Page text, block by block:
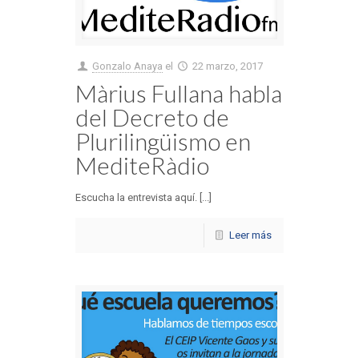
Gonzalo Anaya el 22 marzo, 2017
Màrius Fullana habla
del Decreto de
Plurilingüismo en
MediteRàdio
Escucha la entrevista aquí. [...]
Leer más